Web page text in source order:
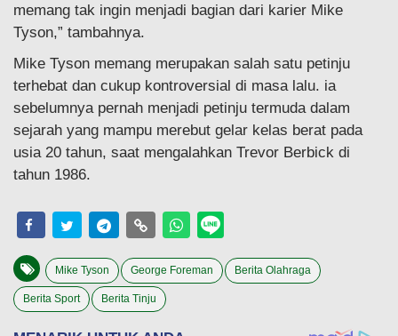
memang tak ingin menjadi bagian dari karier Mike
Tyson,” tambahnya.
Mike Tyson memang merupakan salah satu petinju
terhebat dan cukup kontroversial di masa lalu. ia
sebelumnya pernah menjadi petinju termuda dalam
sejarah yang mampu merebut gelar kelas berat pada
usia 20 tahun, saat mengalahkan Trevor Berbick di
tahun 1986.
Mike Tyson George Foreman Berita Olahraga
Berita Sport Berita Tinju